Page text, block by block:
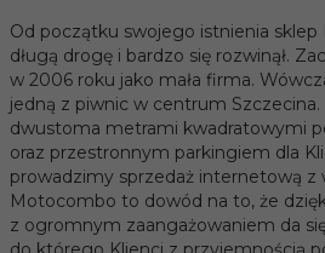
Od początku swojego istnienia
długą drogę i bardzo się rozwinął.
w 2006 roku jako mała firma.
jedną z piwnic w centrum
dwustoma metrami kwadratowymi
oraz przestronnym parkingiem dla
prowadzimy sprzedaż internetową z
Motocombo to dowód na to, że
z ogromnym zaangażowaniem da